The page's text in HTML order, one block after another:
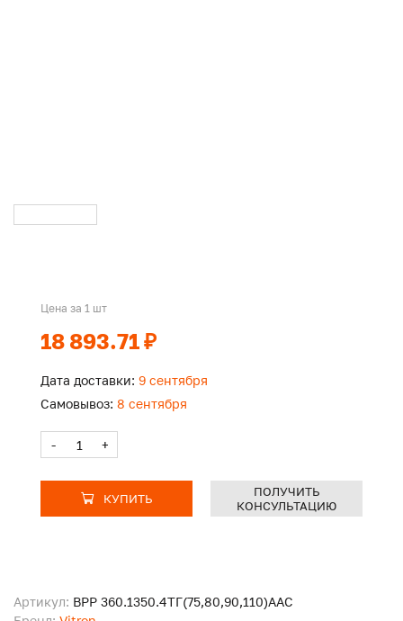
Артикул: ВРР 360.1350.4ТГ(75,80,90,110)ААС
Цена за 1 шт
18 893.71 ₽
Дата доставки: 9 сентября
Самовывоз: 8 сентября
- +
КУПИТЬ
ПОЛУЧИТЬ
КОНСУЛЬТАЦИЮ